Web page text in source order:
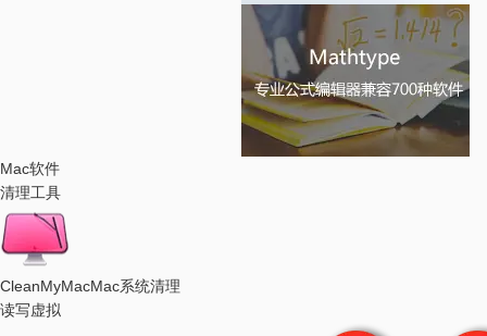
Mac软件
清理工具
CleanMyMacMac系统清理
读写虚拟